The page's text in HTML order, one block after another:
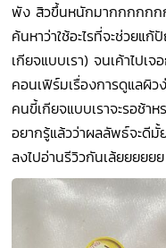
พัง สิวขึ้นหนักมากกกกกกก
ค้นหาว่าใช้อะไรที่จะช่วยแ
เกียจแบบเรา) จนเค้าไป
คอนเฟิร์มเรื่องการดูแลผิ
คนขี้เกียจแบบเราจะรอช้า
อยากรู้แล้วว่าผลลัพธ์จะดี
ลงไปอ่านรีวิวกันเล้ยยยยยย